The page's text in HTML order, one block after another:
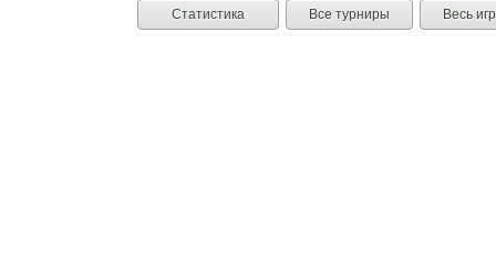
Статистика Все турниры Весь